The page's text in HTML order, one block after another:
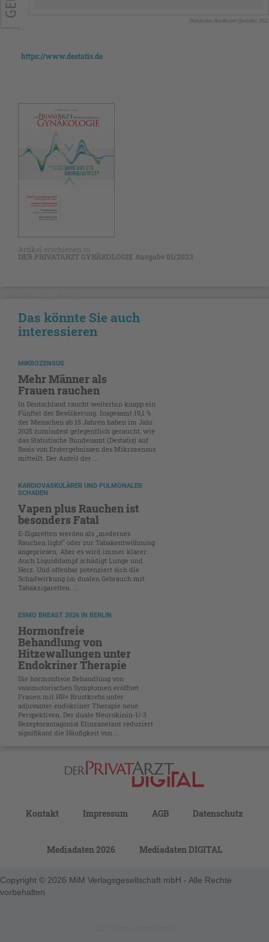
https://www.destatis.de
Artikel erschienen in
DER PRIVATARZT GYNÄKOLOGIE Ausgabe 01/2023
Das könnte Sie auch
interessieren
MIKROZENSUS
Mehr Männer als
Frauen rauchen
In Deutschland raucht weiterhin knapp ein
Fünftel der Bevölkerung. Insgesamt 19,1 %
der Menschen ab 15 Jahren haben im Jahr
2025 zumindest gelegentlich geraucht, wie
das Statistische Bundesamt (Destatis) auf
Basis von Erstergebnissen des Mikrozensus
mitteilt. Der Anteil der ...
KARDIOVASKULÄRER UND PULMONALER
SCHADEN
Vapen plus Rauchen ist
besonders Fatal
E-Zigaretten werden als „modernes
Rauchen light“ oder zur Tabakentwöhnung
angepriesen. Aber es wird immer klarer:
Auch Liquiddampf schädigt Lunge und
Herz. Und offenbar potenziert sich die
Schadwirkung im dualen Gebrauch mit
Tabakzigaretten. ...
ESMO BREAST 2026 IN BERLIN
Hormonfreie
Behandlung von
Hitzewallungen unter
Endokriner Therapie
Die hormonfreie Behandlung von
vasomotorischen Symptomen eröffnet
Frauen mit HR+ Brustkrebs unter
adjuvanter endokriner Therapie neue
Perspektiven. Der duale Neurokinin-1/-3
Rezeptorantagonist Elinzanetant reduziert
signifikant die Häufigkeit von ...
Kontakt Impressum AGB Datenschutz
Mediadaten 2026 Mediadaten DIGITAL
Copyright © 2026 MiM Verlagsgesellschaft mbH - Alle Rechte
vorbehalten